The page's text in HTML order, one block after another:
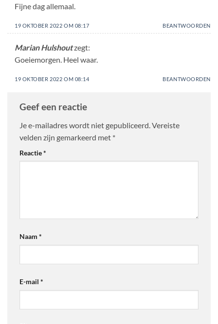
Fijne dag allemaal.
19 OKTOBER 2022 OM 08:17 BEANTWOORDEN
Marian Hulshoutzegt:
Goeiemorgen. Heel waar.
19 OKTOBER 2022 OM 08:14 BEANTWOORDEN
Geef een reactie
Je e-mailadres wordt niet gepubliceerd. Vereiste
velden zijn gemarkeerd met *
Reactie*
Naam *
E-mail *